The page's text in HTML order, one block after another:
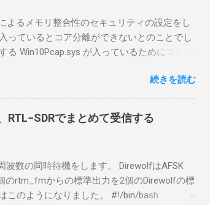
ライアント側) の Windows PC。 今回は手元
11が入ったPC 操作側で音声を使った交信
そして、リモート操作を行うソフトウェアで
クライアントPCまでの流れはこの様になっ
先にUSB SerialとUSB Audio がつながってい
つながり、CI-Vでのコマンドが交換でき
っており、USB SerialなどのSerial portで送受
換でき、USB Audioからの音声データはUDP
のクライアントPCでは、Remote UtilityとRS-
仕事を分担するようになっている。 クライ
よるメモリ整合性のセキュリティの設定をし
っているとコア分離ができないとのことでし
る Win10Pcap.sys が入っているためにコア分
よいのか調べながら実施しました。結論とし
まずは管理者権限でTerminalを実行しま
ので、PowerShellが起動しました。 適当
を書き出す。 pnputil /enum-drivers > inf.txt #
inf.txt 下記のよう場所があったので、ここ
クラス GUID: {4d36e975-e325-11ce-bfc1-
署名者名: Microsoft Windows
が win10pcap に該当するので、これを削
続きを読む
RTL−SDRでまとめて受信する
数の同時待機をします。 DirewolfはAFSK
のrtm_fmからの標準出力を2個のDirewolfの標
このようになりました。 #!/bin/bash